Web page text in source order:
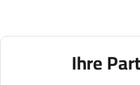
Ihre